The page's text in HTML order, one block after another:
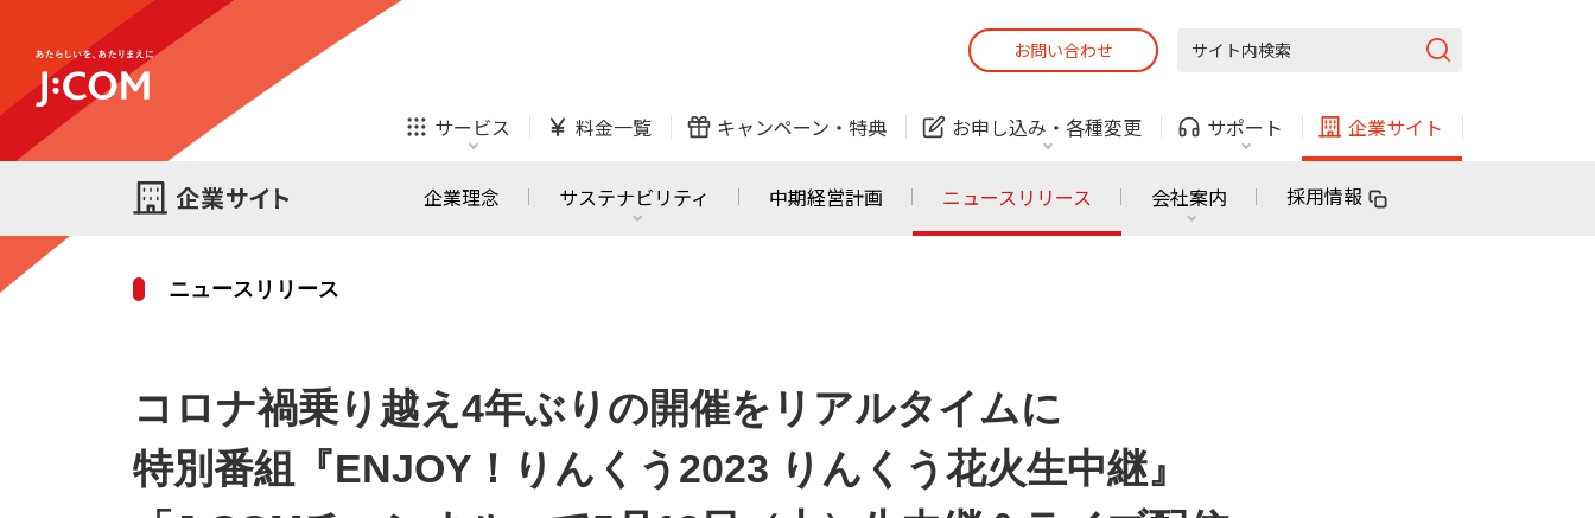
お問い合わせ
サービス 料金一覧 キャンペーン・ 特典 お申し込み・ 各種変更 サポート 企業サイト
ほけん ローン 防犯カメラ オンライン診療
お申し込み サービスの追加・変更 料金シミュレーション
ほけん オンライン
診療 ホームIoT 防犯カメラ
J:COM STREAM えんかくサポート
おうちサポート
各種お手続き
テレビ でんき 固定電話
ほけん ローン 防犯カメラ
法人・自治体向けサービス
企業理念 サステナビリティ 中期経営計画 ニュースリリース 会社案内 採用情報
ニュースリリース
コロナ禍乗り越え4年ぶりの開催をリアルタイムに
特別番組『ENJOY！りんくう2023 りんくう花火生中継』